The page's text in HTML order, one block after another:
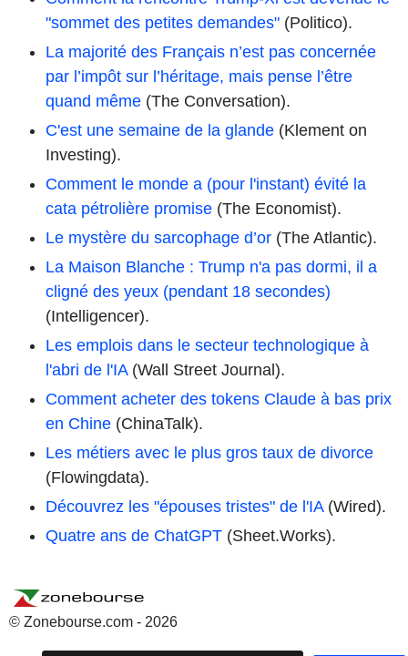
"sommet des petites demandes" (Politico).
La majorité des Français n’est pas concernée
par l’impôt sur l’héritage, mais pense l’être
quand même (The Conversation).
C'est une semaine de la glande (Klement on
Investing).
Comment le monde a (pour l'instant) évité la
cata pétrolière promise (The Economist).
Le mystère du sarcophage d’or (The Atlantic).
La Maison Blanche : Trump n'a pas dormi, il a
cligné des yeux (pendant 18 secondes)
(Intelligencer).
Les emplois dans le secteur technologique à
l'abri de l'IA(Wall Street Journal).
Comment acheter des tokens Claude à bas prix
en Chine (ChinaTalk).
Les métiers avec le plus gros taux de divorce
(Flowingdata).
Découvrez les "épouses tristes" de l'IA(Wired).
Quatre ans de ChatGPT (Sheet.Works).
© Zonebourse.com - 2026